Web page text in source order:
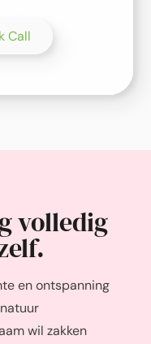
Call
volledig
en ontspanning
wil zakken